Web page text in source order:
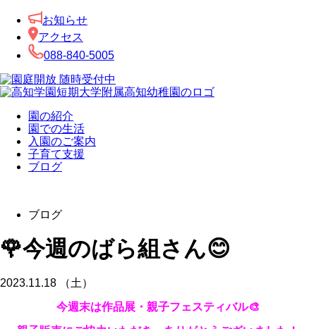
お知らせ
アクセス
088-840-5005
園の紹介
園での生活
入園のご案内
子育て支援
ブログ
ブログ
🌹今週のばら組さん😊
2023.11.18 （土）
今週末は作品展・親子フェスティバル🎨